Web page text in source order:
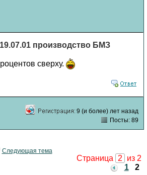
производство БМЗ
сверху.
9 (и более) лет назад
Посты: 89
Следующая тема
Страница 2
из 2
1
2